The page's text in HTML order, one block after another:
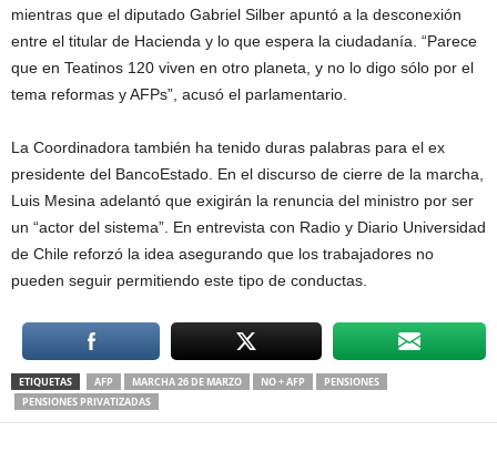
mientras que el diputado Gabriel Silber apuntó a la desconexión
entre el titular de Hacienda y lo que espera la ciudadanía. “Parece
que en Teatinos 120 viven en otro planeta, y no lo digo sólo por el
tema reformas y AFPs”, acusó el parlamentario.
La Coordinadora también ha tenido duras palabras para el ex
presidente del BancoEstado. En el discurso de cierre de la marcha,
Luis Mesina adelantó que exigirán la renuncia del ministro por ser
un “actor del sistema”. En entrevista con Radio y Diario Universidad
de Chile reforzó la idea asegurando que los trabajadores no
pueden seguir permitiendo este tipo de conductas.
ETIQUETAS AFP MARCHA 26 DE MARZO NO + AFP
PENSIONES
PENSIONES PRIVATIZADAS